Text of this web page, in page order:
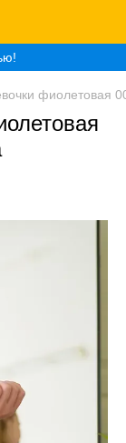
фиолетовая